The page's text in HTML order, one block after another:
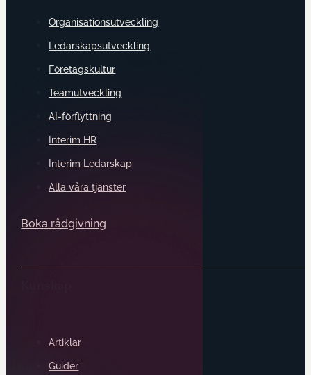
Organisationsutveckling
Ledarskapsutveckling
Företagskultur
Teamutveckling
AI-förflyttning
Interim HR
Interim Ledarskap
Alla våra tjänster
Boka rådgivning
Artiklar
Guider